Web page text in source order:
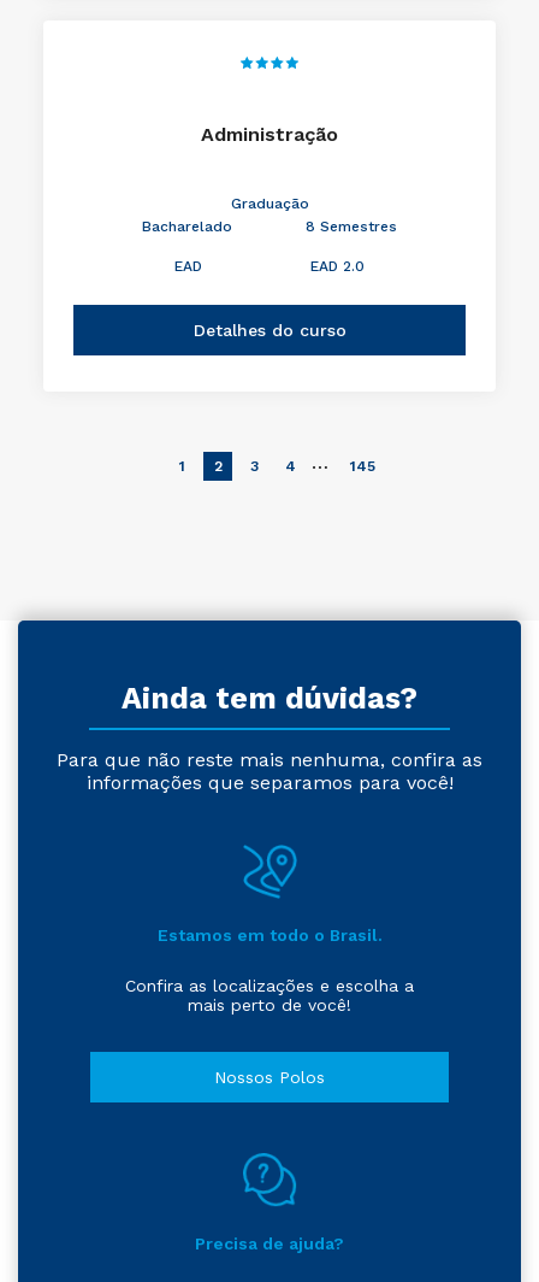
Administração
Graduação
Bacharelado
8 Semestres
EAD EAD 2.0
Detalhes do curso
1 2 3 4 … 145
Ainda tem dúvidas?
Para que não reste mais nenhuma, confira as
informações que separamos para você!
Estamos em todo o Brasil.
Confira as localizações e escolha a
mais perto de você!
Nossos Polos
Precisa de ajuda?